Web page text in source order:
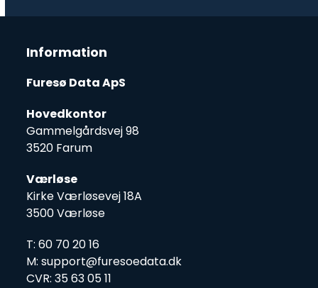
Information
Furesø Data ApS
Hovedkontor
Gammelgårdsvej 98
3520 Farum
Værløse
Kirke Værløsevej 18A
3500 Værløse
T: 60 70 20 16
M: support@furesoedata.dk
CVR: 35 63 05 11